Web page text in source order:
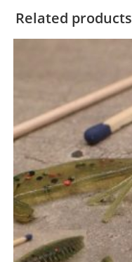
Related products